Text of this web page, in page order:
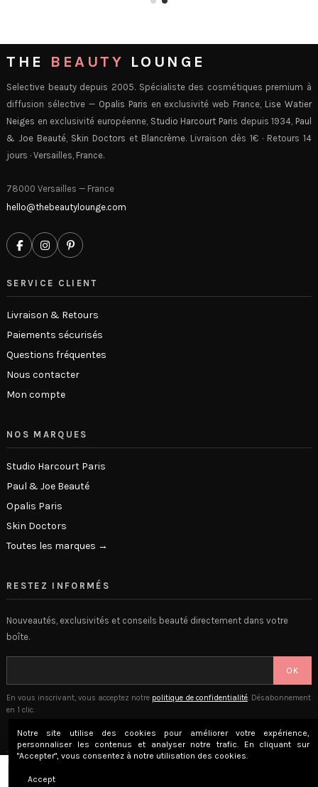
THE BEAUTY LOUNGE
Selective beauty depuis 2005. Spécialiste des cosmétiques premium à
diffusion sélective — Opalis Paris en exclusivité web France, Lise Watier
Neiges en exclusivité européenne, Studio Harcourt Paris depuis 1934, Paul
& Joe Beauté, Skin Doctors et Blancrème. Livraison dès 1€ · Retours 14
jours · Versailles, France.
78000 Versailles — France
hello@thebeautylounge.com
SERVICE CLIENT
Livraison & Retours
Paiements sécurisés
Questions fréquentes
Nous contacter
Mon compte
NOS MARQUES
Studio Harcourt Paris
Paul & Joe Beauté
Opalis Paris
Skin Doctors
Toutes les marques →
RESTEZ INFORMÉS
Nouveautés, exclusivités et conseils beauté directement dans votre
boîte.
OK
En vous inscrivant, vous acceptez notre politique de confidentialité. Désabonnement
en 1 clic.
Mentions légales
Notre site utilise des cookies pour améliorer votre expérience,
personnaliser les contenus et analyser notre trafic. En cliquant sur
"Accepter", vous consentez à notre utilisation des cookies.
Accept